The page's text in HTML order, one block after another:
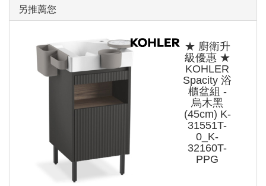
另推薦您
★ 廚衛升
級優惠 ★
KOHLER
Spacity 浴
櫃盆組 -
烏木黑
(45cm) K-
31551T-
0_K-
32160T-
PPG